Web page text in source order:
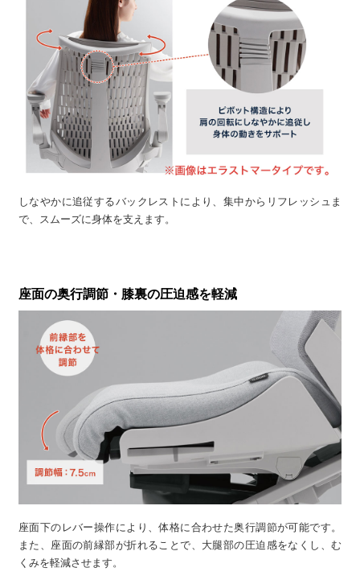
しなやかに追従するバックレストにより、集中からリフレッシュま
で、スムーズに身体を支えます。
座面の奥行調節・膝裏の圧迫感を軽減
座面下のレバー操作により、体格に合わせた奥行調節が可能です。
また、座面の前縁部が折れることで、大腿部の圧迫感をなくし、む
くみを軽減させます。